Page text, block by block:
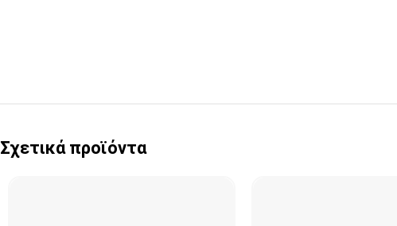
Σχετικά προϊόντα